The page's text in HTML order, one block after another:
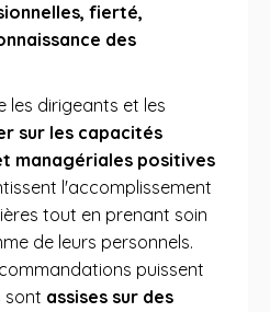
fierté,
des
les dirigeants et les
sur les capacités
managériales positives
l'accomplissement
tout en prenant soin
de leurs personnels.
puissent
sont assises sur des